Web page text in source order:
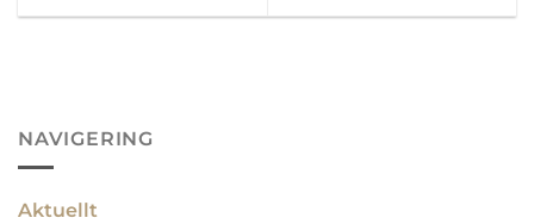
NAVIGERING
Aktuellt